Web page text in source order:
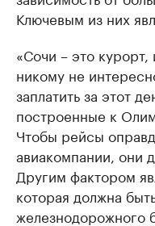
Ключевым из них
«Сочи – это
никому не
заплатить за этот
построенные к
Чтобы рейсы
авиакомпании, они
Другим фактором
которая должна
железнодорожного